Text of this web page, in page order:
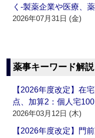
く‐製薬企業や医療、
2026年07月31日 (金)
薬事キーワード解説
【2026年度改定】在
点、加算2：個人宅
2026年03月12日 (木)
【2026年度改定】門